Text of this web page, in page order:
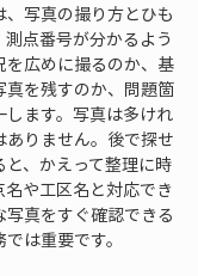
写真の撮り方とひも
点番号が分かるよう
を広めに撮るのか、基
を残すのか、問題箇
ます。写真は多けれ
りません。後で探せ
、かえって整理に時
や工区名と対応でき
真をすぐ確認できる
は重要です。